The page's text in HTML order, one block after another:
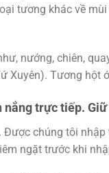
tương khác về
nướng, chiên,
Xuyên). Tương hột
trực tiếp.
chúng tôi
ngặt trước khi